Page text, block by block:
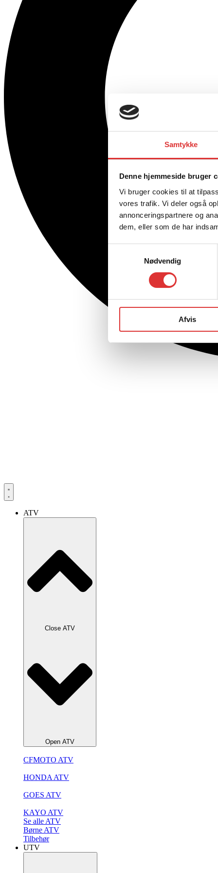
Samtykke
Denne hjemmeside bruger
Vi bruger cookies til at
vores trafik. Vi deler også
annonceringspartnere og
dem, eller som de har
Nødvendig
Afvis
ATV
Close ATV
Open ATV
CFMOTO ATV
HONDA ATV
GOES ATV
KAYO ATV
Se alle ATV
Børne ATV
Tilbehør
UTV